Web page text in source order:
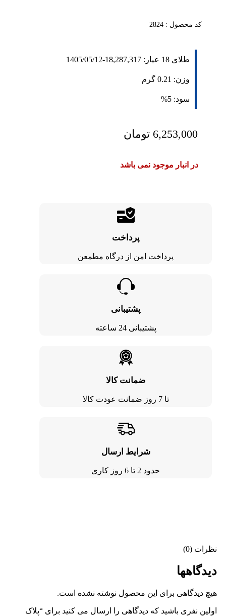
کد محصول : 2824
طلای 18 عیار: 18,287,317
-
1405/05/12
وزن: 0.21 گرم
سود: 5%
6,253,000 تومان
در انبار موجود نمی باشد
پرداخت
پرداخت امن از درگاه مطمعن
پشتیبانی
پشتیبانی 24 ساعته
ضمانت کالا
تا 7 روز ضمانت عودت کالا
شرایط ارسال
حدود 2 تا 6 روز کاری
نظرات (0)
دیدگاهها
هیچ دیدگاهی برای این محصول نوشته نشده است.
اولین نفری باشید که دیدگاهی را ارسال می کنید برای “پلاک